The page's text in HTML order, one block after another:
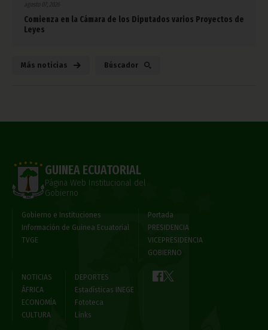
agosto 07, 2026
Comienza en la Cámara de los Diputados varios Proyectos de
Leyes
Más noticias Búscador
GUINEA ECUATORIAL
Página Web Institucional del
Gobierno
Gobierno e Instituciones
Información de Guinea Ecuatorial
TVGE
Portada
PRESIDENCIA
VICEPRESIDENCIA
GOBIERNO
NOTICIAS
ÁFRICA
ECONOMÍA
CULTURA
DEPORTES
Estadísticas INEGE
Fototeca
Links